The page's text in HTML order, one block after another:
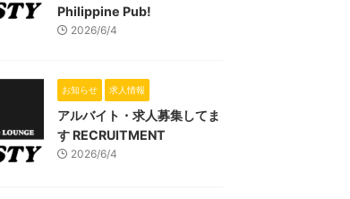
Philippine Pub!
2026/6/4
お知らせ 求人情報
アルバイト・求人募集してま
す RECRUITMENT
2026/6/4